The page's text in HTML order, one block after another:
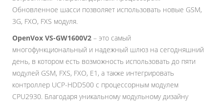
Обновленное шасси позволяет использовать новые GSM,
3G, FXO, FXS модуля.
OpenVox VS-GW1600V2 – это самый
многофункциональный и надежный шлюз на сегодняшний
день, в котором есть возможность использовать до пяти
модулей GSM, FXS, FXO, E1, а также интегрировать
контроллер UCP-HDD500 с процессорным модулем
CPU2930. Благодаря уникальному модульному дизайну